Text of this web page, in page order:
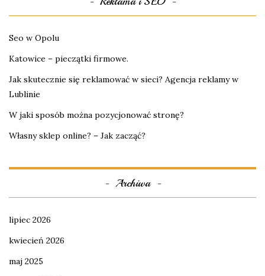
Seo w Opolu
Katowice – pieczątki firmowe.
Jak skutecznie się reklamować w sieci? Agencja reklamy w
Lublinie
W jaki sposób można pozycjonować stronę?
Własny sklep online? – Jak zacząć?
Archiwa
lipiec 2026
kwiecień 2026
maj 2025